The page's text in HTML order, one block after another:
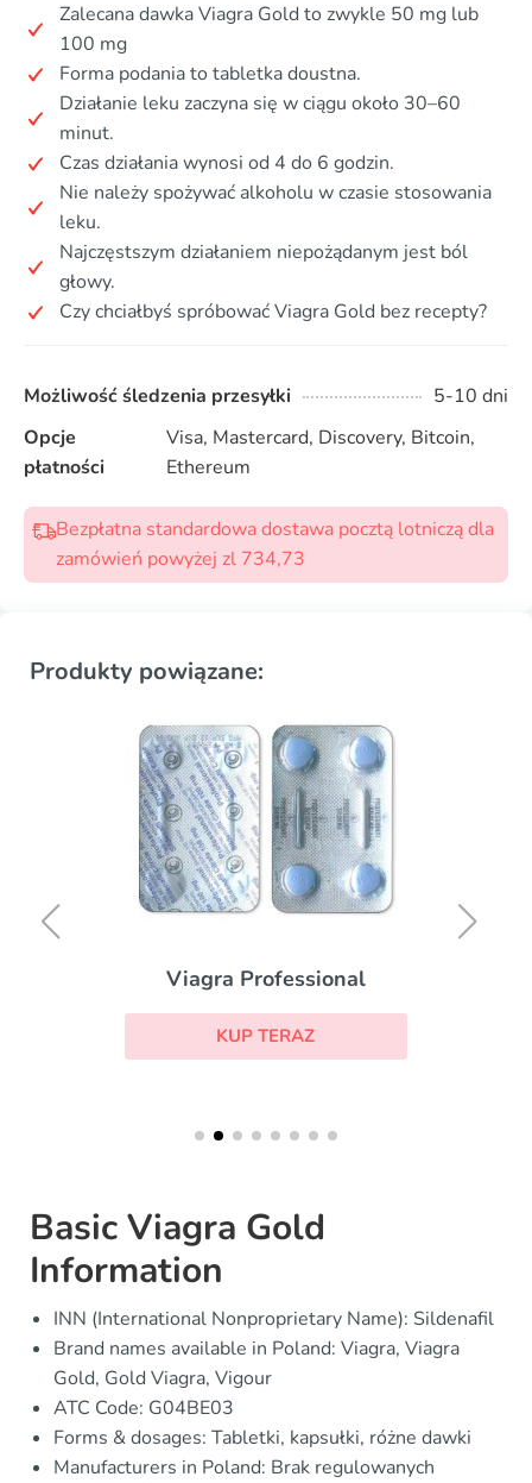
Zalecana dawka Viagra Gold to zwykle 50 mg lub
100 mg
Forma podania to tabletka doustna.
Działanie leku zaczyna się w ciągu około 30–60
minut.
Czas działania wynosi od 4 do 6 godzin.
Nie należy spożywać alkoholu w czasie stosowania
leku.
Najczęstszym działaniem niepożądanym jest ból
głowy.
Czy chciałbyś spróbować Viagra Gold bez recepty?
Możliwość śledzenia przesyłki
5-10 dni
Opcje
płatności
Visa, Mastercard, Discovery, Bitcoin,
Ethereum
Bezpłatna standardowa dostawa pocztą lotniczą dla
zamówień powyżej zl 734,73
Produkty powiązane:
Viagra Professional
KUP TERAZ
Basic Viagra Gold
Information
INN (International Nonproprietary Name): Sildenafil
Brand names available in Poland: Viagra, Viagra
Gold, Gold Viagra, Vigour
ATC Code: G04BE03
Forms & dosages: Tabletki, kapsułki, różne dawki
Manufacturers in Poland: Brak regulowanych